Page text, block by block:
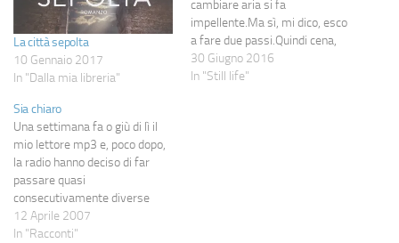
La città sepolta
10 Gennaio 2017
In "Dalla mia libreria"
cambiare aria si fa
impellente.Ma sì, mi dico, esco
a fare due passi.Quindi cena,
shorts, maglietta, birkenstock,
caricabatterie portatile,
30 Giugno 2016
In "Still life"
Sia chiaro
Una settimana fa o giù di lì il
mio lettore mp3 e, poco dopo,
la radio hanno deciso di far
passare quasi
consecutivamente diverse
canzoni che avevamo un unico
tema conduttore: quello
12 Aprile 2007
In "Racconti"